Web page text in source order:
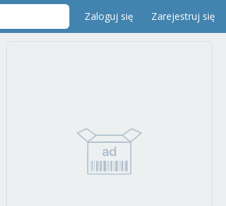
Zaloguj się Zarejestruj się